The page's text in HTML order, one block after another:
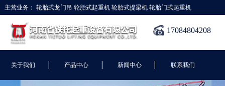
主营业务： 轮胎式龙门吊 轮胎式起重机轮胎式提梁机轮胎门式起重机
17084804208
关于我们 | 产品中心 | 新闻中心 | 联系我们